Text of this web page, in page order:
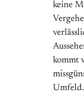
keine
kommt
Umfeld.